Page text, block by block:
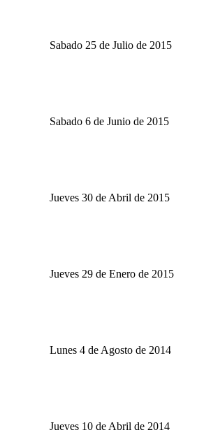
Sabado 25 de Julio de 2015
Sabado 6 de Junio de 2015
Jueves 30 de Abril de 2015
Jueves 29 de Enero de 2015
Lunes 4 de Agosto de 2014
Jueves 10 de Abril de 2014